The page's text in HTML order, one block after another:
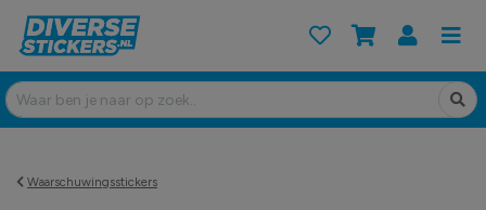
Waarschuwingsstickers